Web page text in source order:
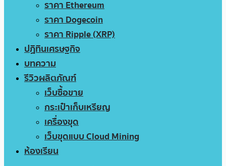
ราคา Ethereum
ราคา Dogecoin
ราคา Ripple (XRP)
ปฏิทินเศรษฐกิจ
บทความ
รีวิวผลิตภัณฑ์
เว็บซื้อขาย
กระเป๋าเก็บเหรียญ
เครื่องขุด
เว็บขุดแบบ Cloud Mining
ห้องเรียน